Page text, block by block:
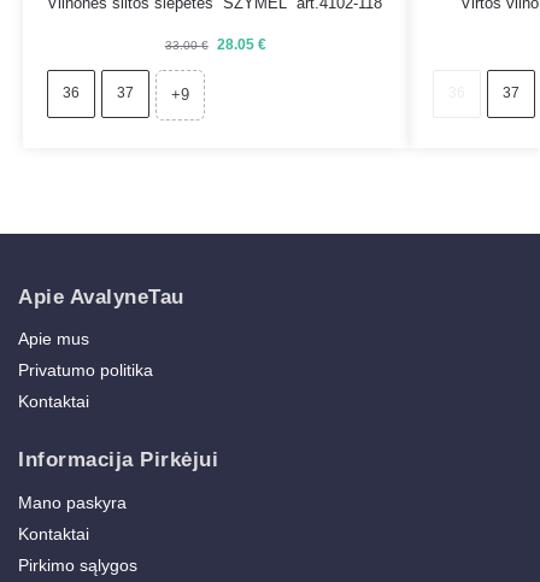
33.00€ 28.05 €
36 37 +9 37
Apie AvalyneTau
Apie mus
Privatumo politika
Kontaktai
Informacija Pirkėjui
Mano paskyra
Kontaktai
Pirkimo sąlygos